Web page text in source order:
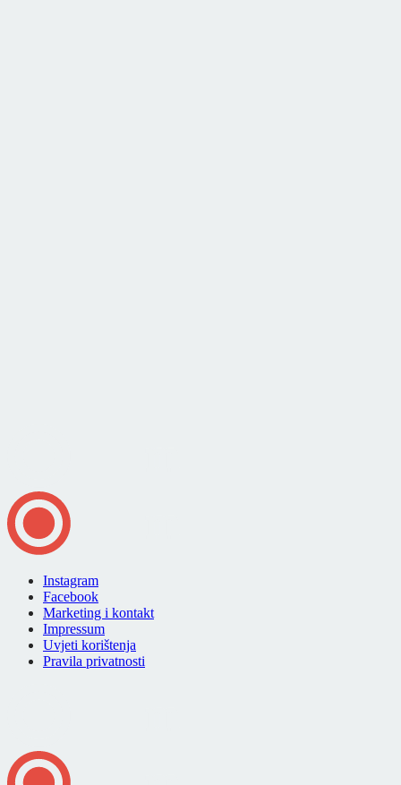
Instagram
Facebook
Marketing i kontakt
Impressum
Uvjeti korištenja
Pravila privatnosti